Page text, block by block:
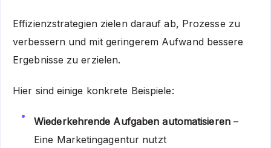
Effizienzstrategien zielen darauf ab, Prozesse zu
verbessern und mit geringerem Aufwand bessere
Ergebnisse zu erzielen.
Hier sind einige konkrete Beispiele:
Wiederkehrende Aufgaben automatisieren–
Eine Marketingagentur nutzt